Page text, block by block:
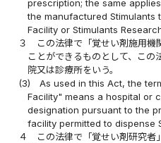
prescription; the same
the manufactured Stimulants
Facility or Stimulants
３
この法律で「覚せい剤施用機
ことができるものとして、こ
院又は診療所をいう。
(3)
As used in this Act, the
Facility" means a hospital or
designation pursuant to the
facility permitted to dispense
４
この法律で「覚せい剤研究